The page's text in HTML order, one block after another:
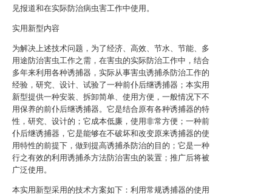
见报道和在实际防治病虫害工作中使用。
实用新型内容
为解决上述技术问题，为了经济、高效、节水、节能、多
用途防治害虫工作之需，在害虫的实际防治工作中，结合
多年来利用各种诱捕器，实际从事害虫诱捕杀防治工作的
经验，研究、设计、试验了一种前仆后继诱捕器；本实用
新型提供一种安装、拆卸简单、使用方便，一般情况下不
用保养的前仆后继诱捕器。它是结合原有各种诱捕器的特
性，研究、设计的；它成本低廉，使用非常方便；一种前
仆后继诱捕器，它是能够在不破坏和改变原来诱捕器的使
用特性的前提下，做到提高诱捕杀防治的目的；它是一种
行之有效的利用诱捕杀方法防治害虫的装置；推广后将被
广泛使用。
本实用新型采用的技术方案如下：利用常规诱捕器的使用